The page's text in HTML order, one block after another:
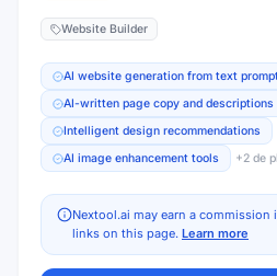
Website Builder
AI website generation from text
AI-written page copy and descriptions
Intelligent design recommendations
AI image enhancement tools
+2 de
Nextool.ai may earn a
links on this page. Learn more